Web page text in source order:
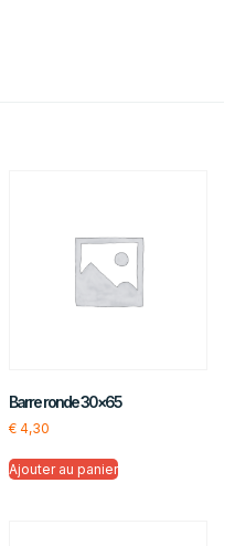
Barre ronde 30×65
€4,30
Ajouter au panier